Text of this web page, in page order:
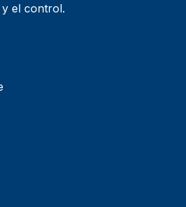
el control.